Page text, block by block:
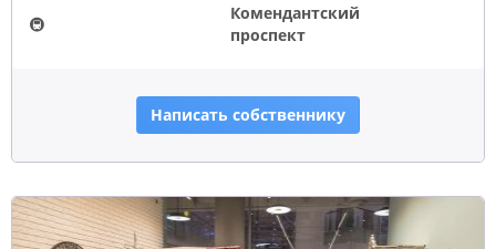
🚇
Комендантский
проспект
Написать собственнику